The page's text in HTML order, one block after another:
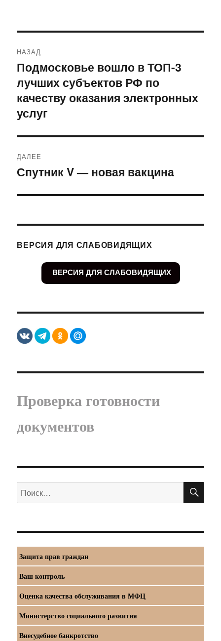
по
записям
НАЗАД
Предыдущая
запись:
Подмосковье вошло в ТОП-3
лучших субъектов РФ по
качеству оказания электронных
услуг
ДАЛЕЕ
Следующая
Спутник V — новая вакцина
ВЕРСИЯ ДЛЯ СЛАБОВИДЯЩИХ
ВЕРСИЯ ДЛЯ СЛАБОВИДЯЩИХ
Проверка готовности
документов
Искать:
Защита прав граждан
Ваш контроль
Оценка качества обслуживания в МФЦ
Министерство социального развития
Внесудебное банкротство